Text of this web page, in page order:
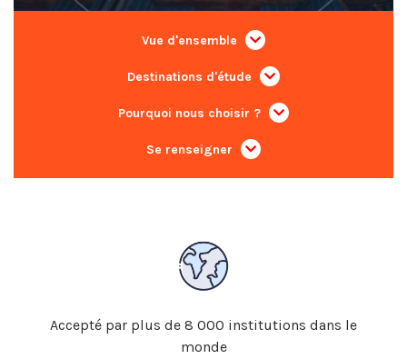
Vue d'ensemble
Destinations d'étude
Pourquoi nous choisir ?
Se renseigner
Accepté par plus de 8 000 institutions dans le
monde